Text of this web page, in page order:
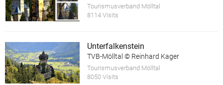
Tourismusverband Mölltal
8114 Visits
Unterfalkenstein
TVB-Mölltal © Reinhard Kager
Tourismusverband Mölltal
8050 Visits